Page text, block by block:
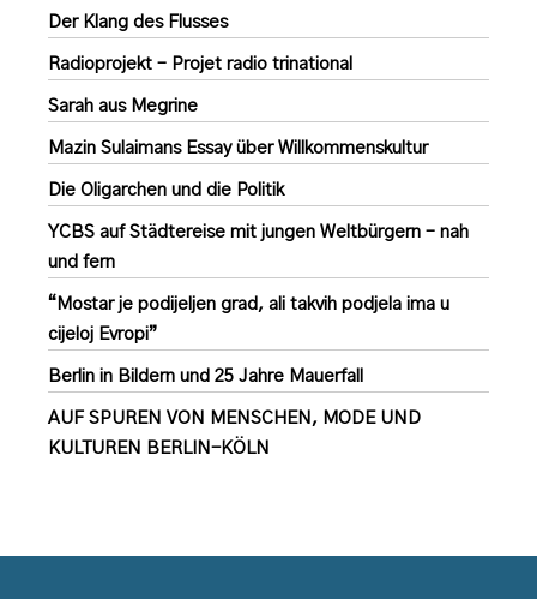
Der Klang des Flusses
Radioprojekt – Projet radio trinational
Sarah aus Megrine
Mazin Sulaimans Essay über Willkommenskultur
Die Oligarchen und die Politik
YCBS auf Städtereise mit jungen Weltbürgern – nah
und fern
“Mostar je podijeljen grad, ali takvih podjela ima u
cijeloj Evropi”
Berlin in Bildern und 25 Jahre Mauerfall
AUF SPUREN VON MENSCHEN, MODE UND
KULTUREN BERLIN-KÖLN